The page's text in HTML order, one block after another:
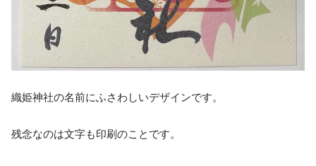
織姫神社の名前にふさわしいデザインです。
残念なのは文字も印刷のことです。